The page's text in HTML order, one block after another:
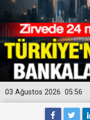
05:56
03 Ağustos 2026